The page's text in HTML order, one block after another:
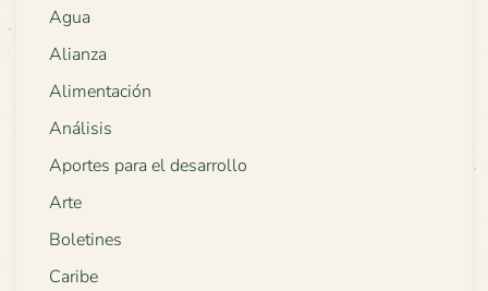
Agua
Alianza
Alimentación
Análisis
Aportes para el desarrollo
Arte
Boletines
Caribe